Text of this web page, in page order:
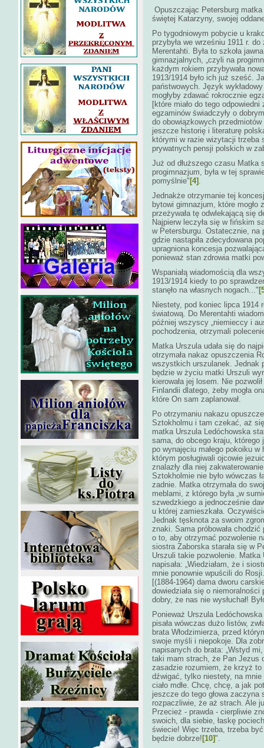
Opuszczając Petersburg
świętej Katarzyny, swojej
Po tygodniowym pobycie u
przybyła we wrześniu 1911 r.
Merentahti. Była to szkoła
gimnazjalnych, „czyli na
każdym rokiem przybywała
1913/1914 było ich już sześć.
państwowych. Język
mogłyby zdawać rokrocznie
[które miało do tego
egzaminów świadczyły o
do obowiązkowych
jeszcze historię i literaturę
którymi w razie wizytacji trzeba
prywatnych pensji polskich w
Już od dłuższego czasu Matka
progimnazjum, była w tej
pomyślnie" [4] .
Jednakże otrzymanie tej
bytowi gimnazjum, które
przeżywała tę odwlekającą się
Najpierw leczyła się w fińskim
w Petersburgu. Ostatecznie, na
gdzie nastąpiła zdecydowana
upragniona koncesja
ponieważ stan zdrowia matki
Wspaniałą wiadomością dla
1913/1914 kiedy to po
stanęło na własnych nogach..."
Niestety, pod koniec lipca 1914
światową. Do Merentahti
później wszyscy „niemieccy i
pochodzenia, otrzymali
Matka Urszula udała się do
otrzymała nakaz opuszczenia
wszystkich urszulanek. Jednak
będzie w życiu matki Urszuli
kierowała jej losem. Nie
Finlandii dlatego, żeby mogła
które On sam zaplanował.
Po otrzymaniu nakazu
Sztokholmu i tam czekać, aż
matka Urszula Ledóchowska
sama, do obcego kraju, którego
po wynajęciu małego pokoiku
którym posługiwali ojcowie
znalazły dla niej
Sztokholmie nie było wówczas
zadnie. Matka otrzymała do
meblami, z którego była „w
szwedzkiego a jednocześnie
u której zamieszkała.
Jednak tęsknota za swoim
znaki. Sama próbowała
o to, aby otrzymać pozwolenie
siostra Zaborska starała się w
Urszuli takie pozwolenie.
napisała: „Wiedziałam, że i
mnie ponownie wpuścili do
[(1884-1964) dama dworu
dowiedziała się o
dobry, że nas nie wysłuchał!
Ponieważ Urszula
pisała wówczas dużo listów,
brata Włodzimierza, przed
swoje myśli i niepokoje. Dla
napisanych do brata: „Wstyd
taki mam strach, że Pan Jezus
zasadzie rozumiem, że krzyż
dźwigać, tylko niestety, na
ciało mdłe. Chcę, chcę, a jak
jeszcze do tego głowa
rozpaczliwie, że aż strach. Ale
Przecież - prawda - cierpliwie
swoich, dla siebie, łaskę
świecie! Więc trzeba, trzeba
będzie dobrze! [10]".